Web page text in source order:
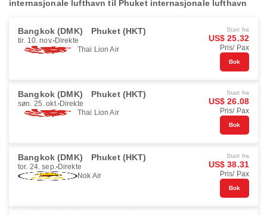
internasjonale lufthavn til Phuket internasjonale lufthavn
Bangkok (DMK) Phuket (HKT)
tir. 10. nov. Direkte
Thai Lion Air
Start fra
US$ 25.32
Pris/ Pax
Bok
Bangkok (DMK) Phuket (HKT)
søn. 25. okt. Direkte
Thai Lion Air
Start fra
US$ 26.08
Pris/ Pax
Bok
Bangkok (DMK) Phuket (HKT)
tor. 24. sep. Direkte
Nok Air
Start fra
US$ 38.31
Pris/ Pax
Bok